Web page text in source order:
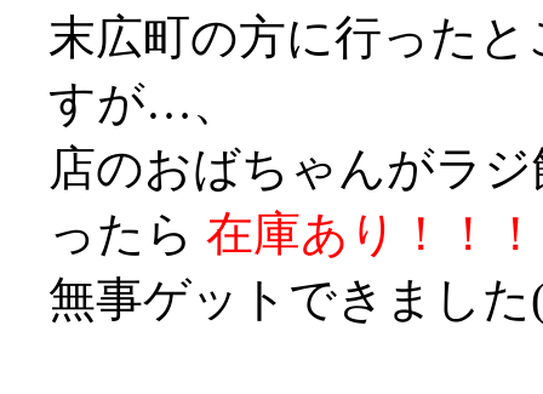
末広町の方に行った
すが…、
店のおばちゃんがラ
ったら 在庫あり！！！
無事ゲットできました